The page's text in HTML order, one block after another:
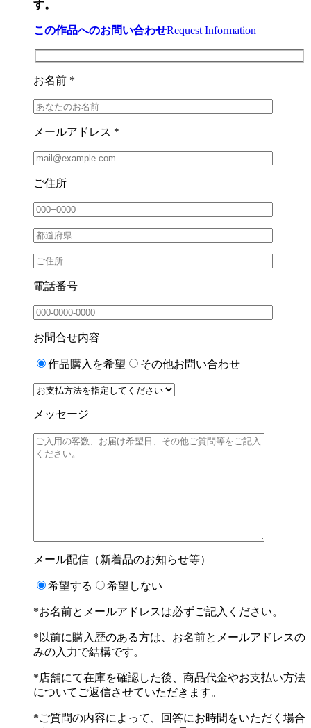
す。
この作品へのお問い合わせRequest Information
お名前 *
メールアドレス *
ご住所
電話番号
お問合せ内容
作品購入を希望 その他お問い合わせ
メッセージ
メール配信（新着品のお知らせ等）
希望する 希望しない
*お名前とメールアドレスは必ずご記入ください。
*以前に購入歴のある方は、お名前とメールアドレスの
みの入力で結構です。
*店舗にて在庫を確認した後、商品代金やお支払い方法
についてご返信させていただきます。
*ご質問の内容によって、回答にお時間をいただく場合